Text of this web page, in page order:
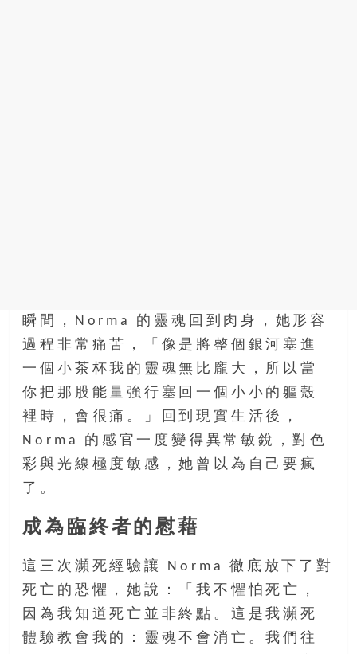
瞬間，Norma 的靈魂回到肉身，她形容
過程非常痛苦，「像是將整個銀河塞進
一個小茶杯我的靈魂無比龐大，所以當
你把那股能量強行塞回一個小小的軀殼
裡時，會很痛。」回到現實生活後，
Norma 的感官一度變得異常敏銳，對色
彩與光線極度敏感，她曾以為自己要瘋
了。
成為臨終者的慰藉
這三次瀕死經驗讓 Norma 徹底放下了對
死亡的恐懼，她說：「我不懼怕死亡，
因為我知道死亡並非終點。這是我瀕死
體驗教會我的：靈魂不會消亡。我們往